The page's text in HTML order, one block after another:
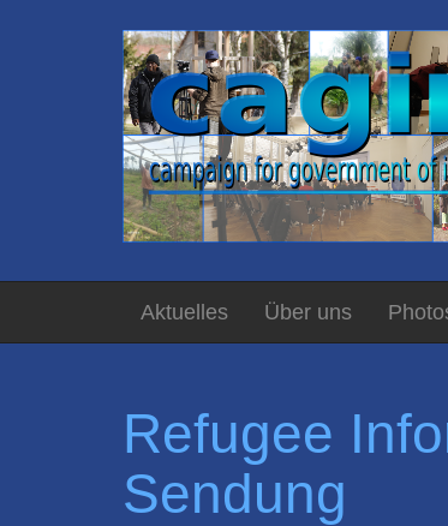
Aktuelles Über uns
Refugee
Sendung